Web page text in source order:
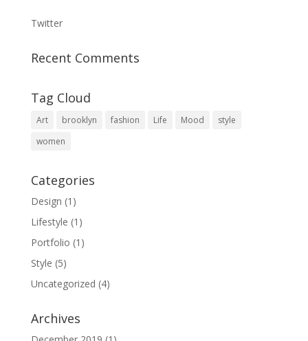
Twitter
Recent Comments
Tag Cloud
Art brooklyn fashion Life Mood
style
women
Categories
Design (1)
Lifestyle (1)
Portfolio (1)
Style (5)
Uncategorized (4)
Archives